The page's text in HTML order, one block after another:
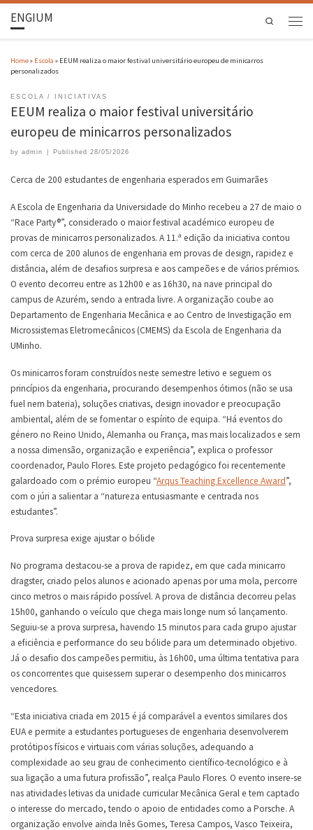
ENGIUM Search
Home» Escola » EEUM realiza o maior festival universitário europeu de minicarros
personalizados
ESCOLA INICIATIVAS
EEUM realiza o maior festival universitário
europeu de minicarros personalizados
by admin Published 28/05/2026
Cerca de 200 estudantes de engenharia esperados em Guimarães
A Escola de Engenharia da Universidade do Minho recebeu a 27 de maio o
“Race Party®”, considerado o maior festival académico europeu de
provas de minicarros personalizados. A 11.ª edição da iniciativa contou
com cerca de 200 alunos de engenharia em provas de design, rapidez e
distância, além de desafios surpresa e aos campeões e de vários prémios.
O evento decorreu entre as 12h00 e as 16h30, na nave principal do
campus de Azurém, sendo a entrada livre. A organização coube ao
Departamento de Engenharia Mecânica e ao Centro de Investigação em
Microssistemas Eletromecânicos (CMEMS) da Escola de Engenharia da
UMinho.
Os minicarros foram construídos neste semestre letivo e seguem os
princípios da engenharia, procurando desempenhos ótimos (não se usa
fuel nem bateria), soluções criativas, design inovador e preocupação
ambiental, além de se fomentar o espírito de equipa. “Há eventos do
género no Reino Unido, Alemanha ou França, mas mais localizados e sem
a nossa dimensão, organização e experiência”, explica o professor
coordenador, Paulo Flores. Este projeto pedagógico foi recentemente
galardoado com o prémio europeu “Arqus Teaching Excellence Award”,
com o júri a salientar a “natureza entusiasmante e centrada nos
estudantes”.
Prova surpresa exige ajustar o bólide
No programa destacou-se a prova de rapidez, em que cada minicarro
dragster, criado pelos alunos e acionado apenas por uma mola, percorre
cinco metros o mais rápido possível. A prova de distância decorreu pelas
15h00, ganhando o veículo que chega mais longe num só lançamento.
Seguiu-se a prova surpresa, havendo 15 minutos para cada grupo ajustar
a eficiência e performance do seu bólide para um determinado objetivo.
Já o desafio dos campeões permitiu, às 16h00, uma última tentativa para
os concorrentes que quisessem superar o desempenho dos minicarros
vencedores.
“Esta iniciativa criada em 2015 é já comparável a eventos similares dos
EUA e permite a estudantes portugueses de engenharia desenvolverem
protótipos físicos e virtuais com várias soluções, adequando a
complexidade ao seu grau de conhecimento científico-tecnológico e à
sua ligação a uma futura profissão”, realça Paulo Flores. O evento insere-se
nas atividades letivas da unidade curricular Mecânica Geral e tem captado
o interesse do mercado, tendo o apoio de entidades como a Porsche. A
organização envolve ainda Inês Gomes, Teresa Campos, Vasco Teixeira,